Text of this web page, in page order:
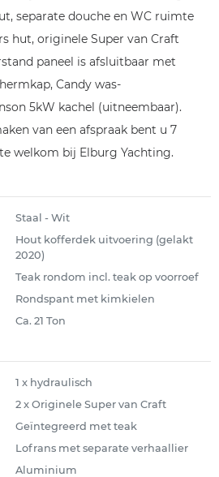
separate douche en WC ruimte
hut, originele Super van Craft
paneel is afsluitbaar met
Candy was-
5kW kachel (uitneembaar).
van een afspraak bent u 7
welkom bij Elburg Yachting.
Staal - Wit
Hout kofferdek uitvoering (gelakt
2020)
Teak rondom incl. teak op voorroef
Rondspant met kimkielen
Ca. 21 Ton
1 x hydraulisch
2 x Originele Super van Craft
Geïntegreerd met teak
Lofrans met separate verhaallier
Aluminium